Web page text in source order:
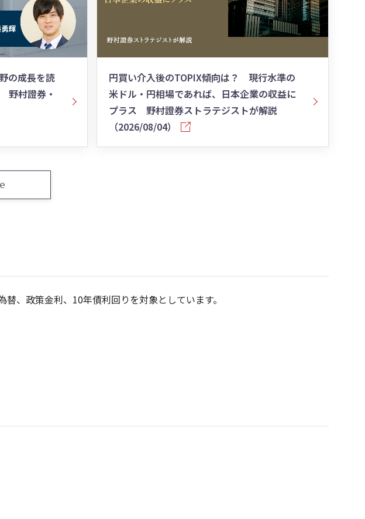
の成長を読
村證券・
円買い介入後のTOPIX傾向は？ 現行水準の
米ドル・円相場であれば、日本企業の収益に
プラス 野村證券ストラテジストが解説
（2026/08/04）
、政策金利、10年債利回りを対象としています。